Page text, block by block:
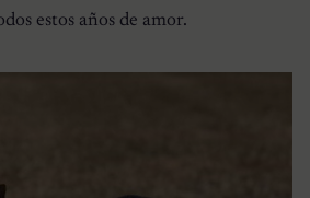
estos años de amor.